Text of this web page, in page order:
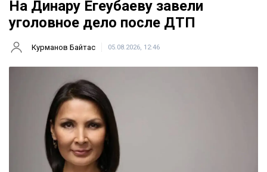
На Динару Егеубаеву завели
уголовное дело после ДТП
Курманов Байтас 05.08.2026, 12:46